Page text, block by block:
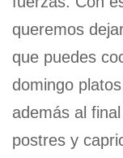
queremos
que puedes
domingo
además al
postres y